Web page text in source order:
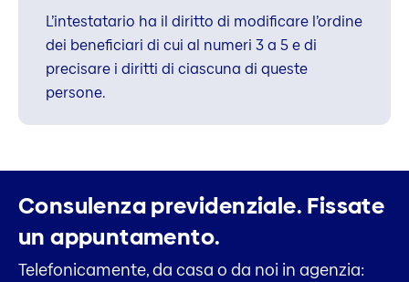
L’intestatario ha il diritto di modificare l’ordine
dei beneficiari di cui al numeri 3 a 5 e di
precisare i diritti di ciascuna di queste
persone.
Consulenza previdenziale. Fissate
un appuntamento.
Telefonicamente, da casa o da noi in agenzia: